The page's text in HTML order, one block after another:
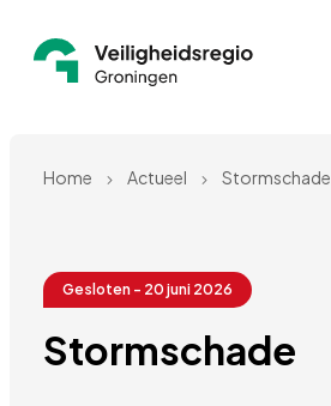
Home Actueel Stormschade
Gesloten - 20 juni 2026
Stormschade